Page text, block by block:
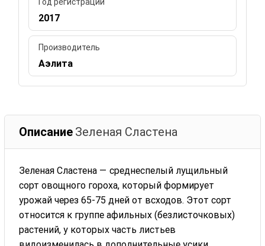
2017
Производитель
Аэлита
Описание Зеленая Сластена
Зеленая Сластена — среднеспелый лущильный
сорт овощного гороха, который формирует
урожай через 65-75 дней от всходов. Этот сорт
относится к группе афильных (безлисточковых)
растений, у которых часть листьев